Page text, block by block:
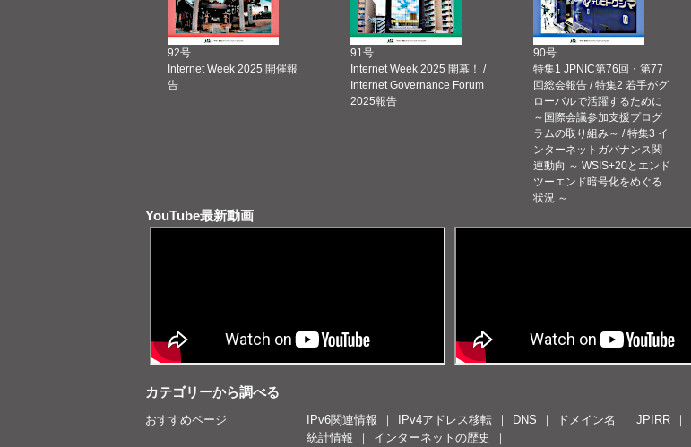
92号
Internet Week 2025 開催報
告
91号
Internet Week 2025 開幕！ /
Internet Governance Forum
2025報告
90号
特集1 JPNIC第76回・第77
回総会報告 / 特集2 若手がグ
ローバルで活躍するために
～国際会議参加支援プログ
ラムの取り組み～ / 特集3 イ
ンターネットガバナンス関
連動向 ～ WSIS+20とエンド
ツーエンド暗号化をめぐる
状況 ～
YouTube最新動画
カテゴリーから調べる
おすすめページ IPv6関連情報 IPv4アドレス移転 DNS ドメイン名 JPIRR
統計情報
インターネットの歴史